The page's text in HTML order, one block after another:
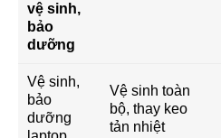
vệ sinh,
bảo
dưỡng
Vệ sinh,
bảo
dưỡng
Vệ sinh toàn
bộ, thay keo
tản nhiệt